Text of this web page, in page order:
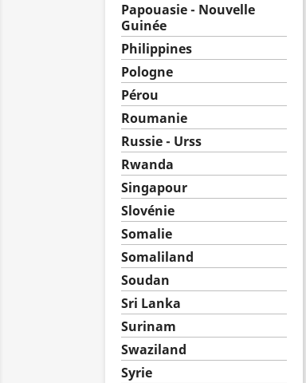
Papouasie - Nouvelle
Guinée
Philippines
Pologne
Pérou
Roumanie
Russie - Urss
Rwanda
Singapour
Slovénie
Somalie
Somaliland
Soudan
Sri Lanka
Surinam
Swaziland
Syrie